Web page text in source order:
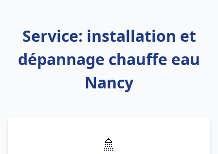
Service: installation et
dépannage chauffe eau
Nancy
🚿